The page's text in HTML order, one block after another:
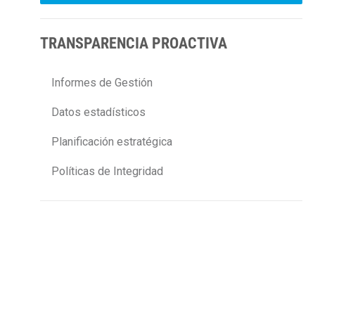
TRANSPARENCIA PROACTIVA
Informes de Gestión
Datos estadísticos
Planificación estratégica
Políticas de Integridad